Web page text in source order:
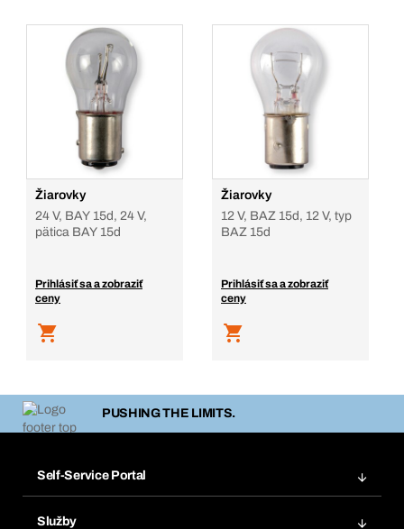
Žiarovky
24 V, BAY 15d, 24 V,
pätica BAY 15d
Prihlásiť sa a zobraziť
ceny
Žiarovky
12 V, BAZ 15d, 12 V, typ
BAZ 15d
Prihlásiť sa a zobraziť
ceny
PUSHING THE LIMITS.
Self-Service Portal
Služby